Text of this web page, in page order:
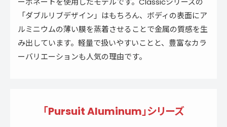
「ダブルリブデザイン」はもちろん、ボディの表面にア
ルミニウムの薄い膜を蒸着させることで金属の質感を生
み出しています。軽量で扱いやすいことと、豊富なカラ
ーバリエーションも人気の理由です。
「Pursuit Aluminum」シリーズ